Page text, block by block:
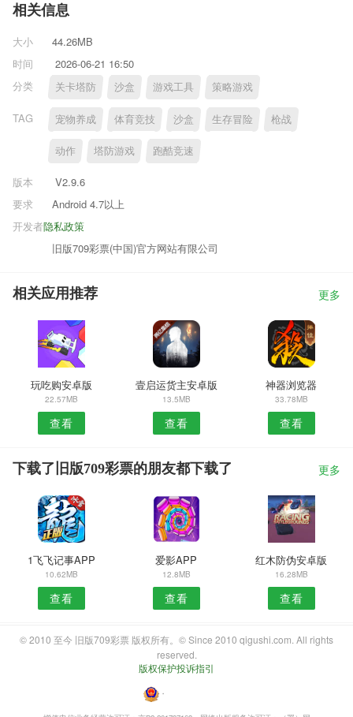
相关信息
大小
44.26MB
时间
2026-06-21 16:50
分类
关卡塔防 沙盒 游戏工具 策略游戏
TAG 宠物养成 体育竞技 沙盒 生存冒险 枪战
动作 塔防游戏 跑酷竞速
版本
V2.9.6
要求
Android 4.7以上
隐私政策
开发者
旧版709彩票(中国)官方网站有限公司
相关应用推荐 更多
玩吃购安卓版
22.57MB
查看
壹启运货主安卓版
13.5MB
查看
神器浏览器
33.78MB
查看
下载了旧版709彩票的朋友都下载了 更多
1飞飞记事APP
10.62MB
查看
爱影APP
12.8MB
查看
红木防伪安卓版
16.28MB
查看
© 2010 至今 旧版709彩票 版权所有。© Since 2010 qigushi.com. All rights
reserved.
版权保护投诉指引
・